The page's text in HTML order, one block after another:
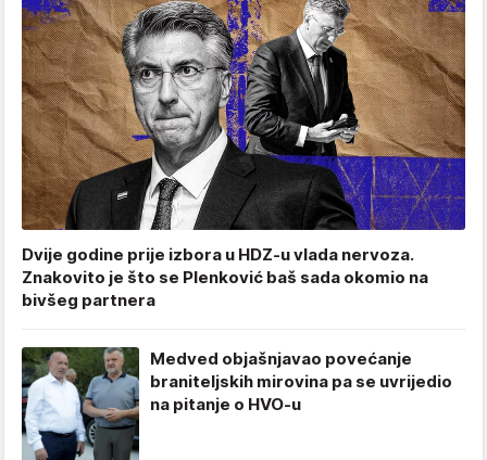
Dvije godine prije izbora u HDZ-u vlada nervoza.
Znakovito je što se Plenković baš sada okomio na
bivšeg partnera
Medved objašnjavao povećanje
braniteljskih mirovina pa se uvrijedio
na pitanje o HVO-u